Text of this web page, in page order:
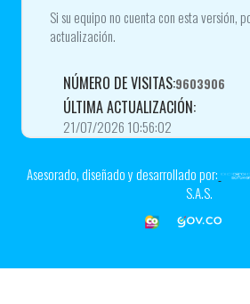
Si su equipo no cuenta con esta versión,
actualización.
NÚMERO DE VISITAS:9603906
ÚLTIMA ACTUALIZACIÓN:
21/07/2026 10:56:02
Asesorado, diseñado y desarrollado por:
S.A.S.